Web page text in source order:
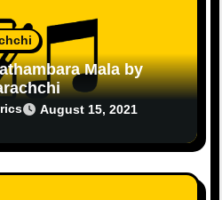
August 15, 2021